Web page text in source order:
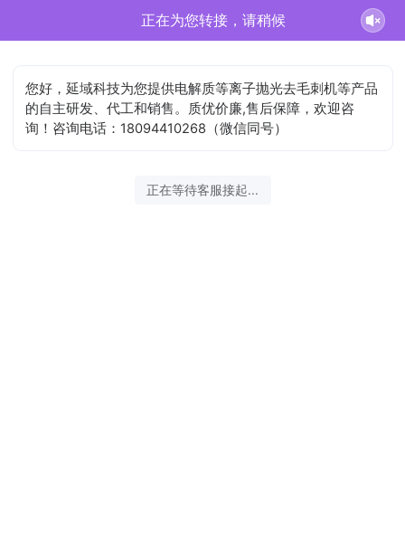
正在为您转接，请稍候
您好，延域科技为您提供电解质等离子抛光去毛刺机等产品
的自主研发、代工和销售。质优价廉,售后保障，欢迎咨
询！咨询电话：18094410268（微信同号）
正在等待客服接起...